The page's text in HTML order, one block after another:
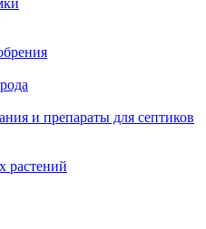
и препараты для септиков
растений